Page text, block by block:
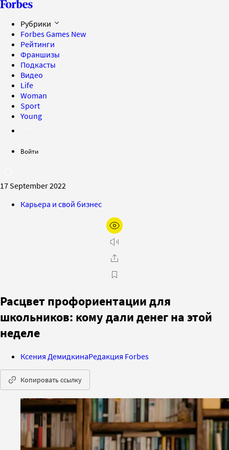
Рубрики
Forbes Games New
Рейтинги
Франшизы
Подкасты
Видео
Life
Woman
Sport
Young
Войти
17 September 2022
Карьера и свой бизнес
Расцвет профориентации для
школьников: кому дали денег на этой
неделе
Ксения ДемидкинаРедакция Forbes
Копировать ссылку